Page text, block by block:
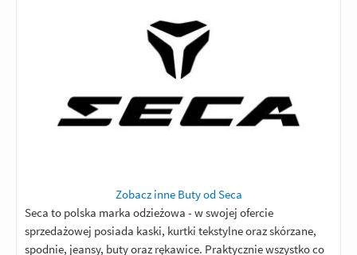
Zobacz inne Buty od Seca
Seca to polska marka odzieżowa - w swojej ofercie
sprzedażowej posiada kaski, kurtki tekstylne oraz skórzane,
spodnie, jeansy, buty oraz rękawice. Praktycznie wszystko co